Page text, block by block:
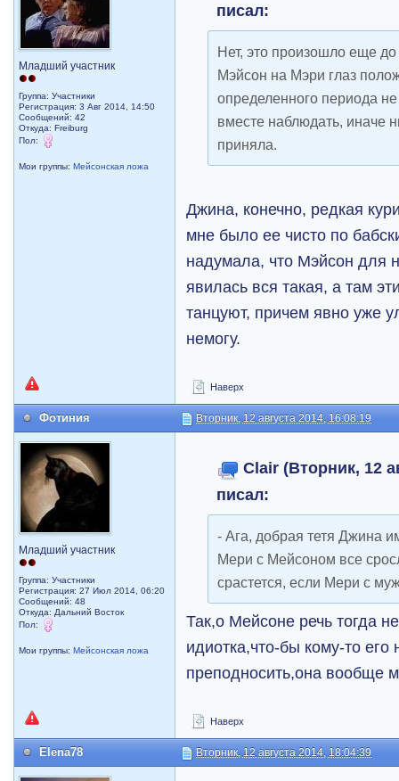
Младший участник
Группа: Участники
Регистрация: 3 Авг 2014, 14:50
Сообщений: 42
Откуда: Freiburg
Пол:
Мои группы:Мейсонская ложа
писал:
Нет, это произошло еще до
Мэйсон на Мэри глаз
определенного периода
вместе наблюдать, иначе
приняла.
Джина, конечно, редкая
мне было ее чисто по
надумала, что Мэйсон для
явилась вся такая, а там
танцуют, причем явно уже
немогу.
Наверх
Фотиния Вторник, 12 августа 2014, 16:08:19
Младший участник
Группа: Участники
Регистрация: 27 Июл 2014, 06:20
Сообщений: 48
Откуда: Дальний Восток
Пол:
Мои группы:Мейсонская ложа
Clair (Вторник, 12
писал:
- Ага, добрая тетя Джина
Мери с Мейсоном все
срастется, если Мери с
Так,о Мейсоне речь тогда
идиотка,что-бы кому-то его
преподносить,она вообще
Наверх
Elena78 Вторник, 12 августа 2014, 18:04:39